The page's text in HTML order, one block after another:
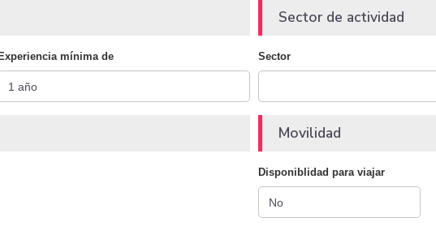
Experiencia mínima de
Sector de actividad
Sector
Movilidad
Disponiblidad para viajar